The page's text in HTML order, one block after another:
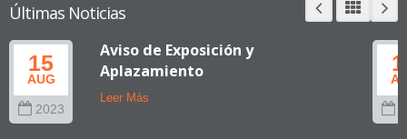
Últimas Noticias
15
AUG
2023
Aviso de Exposición y
Aplazamiento
Leer Más